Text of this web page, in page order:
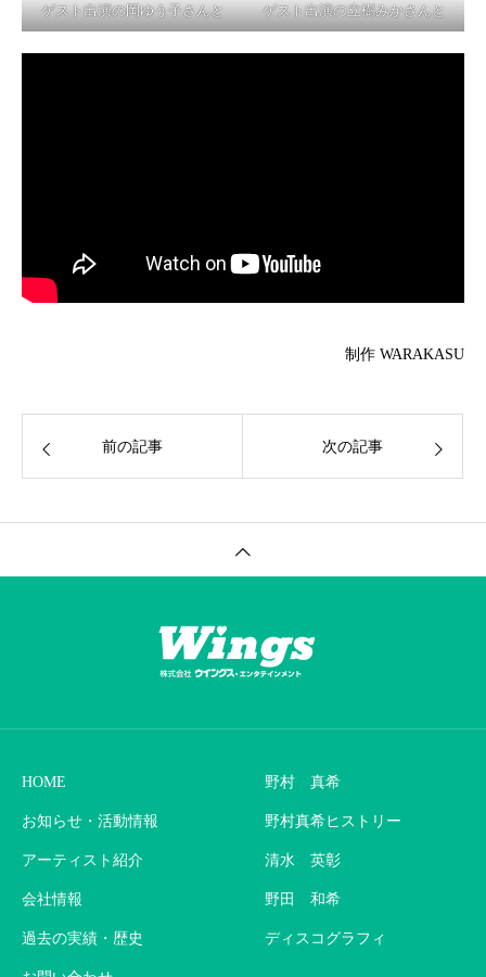
ゲスト出演の岡ゆう子さんと ゲスト出演の立樹みかさんと
制作 WARAKASU
前の記事 次の記事
HOME
お知らせ・活動情報
アーティスト紹介
会社情報
過去の実績・歴史
野村 真希
野村真希ヒストリー
清水 英彰
野田 和希
ディスコグラフィ